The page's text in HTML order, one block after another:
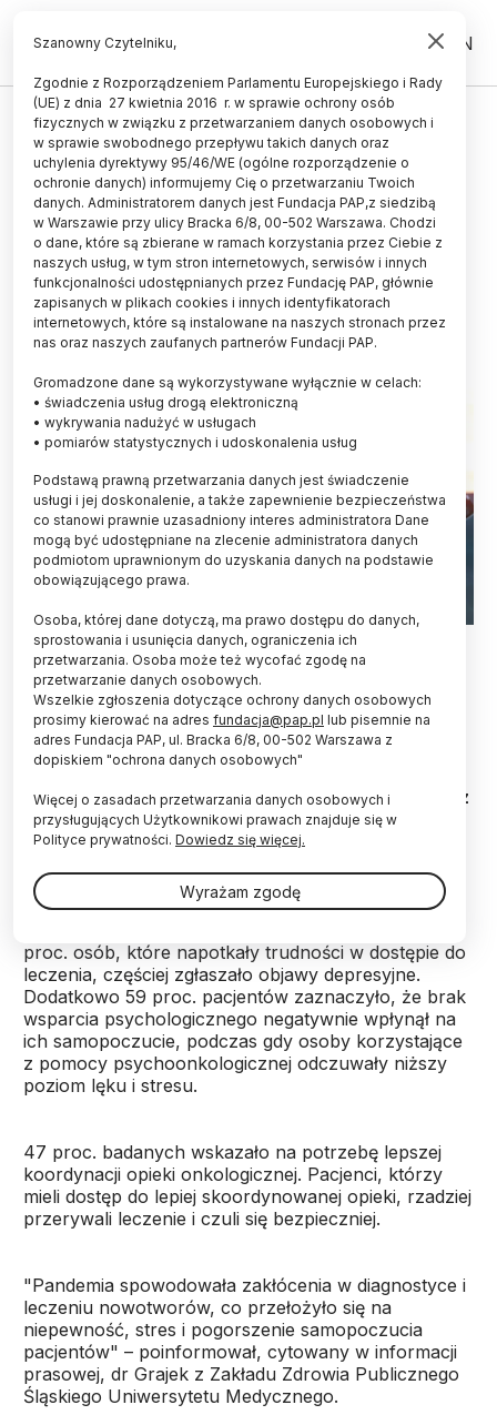
PL EN
ZDROWIE
Naukowiec: stan zdrowia
psychicznego pacjentów
onkologicznych pogorszył się po
pandemii COVID-19
18.02.2025
aktualizacja: 18.02.2025
2 minuty czytania
Fot. Adobe Stock
Aż 68 proc. pacjentów onkologicznych w Polsce
doświadczyło znaczącego pogorszenia jakości
życia w trakcie pandemii COVID-19, a 52 proc.
zgłosiło nasilone objawy depresji i lęku – wynika z
najnowszych badań zespołu naukowców pod
kierownictwem dr. hab. n. med. Mateusza Grajka z
Śląskiego Uniwersytetu Medycznego.
Badanie wykazało silną zależność między
ograniczonym dostępem do specjalistycznej opieki a
proc. osób, które napotkały trudności w dostępie do
leczenia, częściej zgłaszało objawy depresyjne.
Dodatkowo 59 proc. pacjentów zaznaczyło, że brak
wsparcia psychologicznego negatywnie wpłynął na
ich samopoczucie, podczas gdy osoby korzystające
z pomocy psychoonkologicznej odczuwały niższy
poziom lęku i stresu.
47 proc. badanych wskazało na potrzebę lepszej
koordynacji opieki onkologicznej. Pacjenci, którzy
mieli dostęp do lepiej skoordynowanej opieki, rzadziej
przerywali leczenie i czuli się bezpieczniej.
"Pandemia spowodowała zakłócenia w diagnostyce i
leczeniu nowotworów, co przełożyło się na
niepewność, stres i pogorszenie samopoczucia
pacjentów" – poinformował, cytowany w informacji
prasowej, dr Grajek z Zakładu Zdrowia Publicznego
Śląskiego Uniwersytetu Medycznego.
Szanowny Czytelniku,
Zgodnie z Rozporządzeniem Parlamentu Europejskiego i Rady
(UE) z dnia 27 kwietnia 2016 r. w sprawie ochrony osób
fizycznych w związku z przetwarzaniem danych osobowych i
w sprawie swobodnego przepływu takich danych oraz
uchylenia dyrektywy 95/46/WE (ogólne rozporządzenie o
ochronie danych) informujemy Cię o przetwarzaniu Twoich
danych. Administratorem danych jest Fundacja PAP,z siedzibą
w Warszawie przy ulicy Bracka 6/8, 00-502 Warszawa. Chodzi
o dane, które są zbierane w ramach korzystania przez Ciebie z
naszych usług, w tym stron internetowych, serwisów i innych
funkcjonalności udostępnianych przez Fundację PAP, głównie
zapisanych w plikach cookies i innych identyfikatorach
internetowych, które są instalowane na naszych stronach przez
nas oraz naszych zaufanych partnerów Fundacji PAP.
Gromadzone dane są wykorzystywane wyłącznie w celach:
• świadczenia usług drogą elektroniczną
• wykrywania nadużyć w usługach
• pomiarów statystycznych i udoskonalenia usług
Podstawą prawną przetwarzania danych jest świadczenie
usługi i jej doskonalenie, a także zapewnienie bezpieczeństwa
co stanowi prawnie uzasadniony interes administratora Dane
mogą być udostępniane na zlecenie administratora danych
podmiotom uprawnionym do uzyskania danych na podstawie
obowiązującego prawa.
Osoba, której dane dotyczą, ma prawo dostępu do danych,
sprostowania i usunięcia danych, ograniczenia ich
przetwarzania. Osoba może też wycofać zgodę na
przetwarzanie danych osobowych.
Wszelkie zgłoszenia dotyczące ochrony danych osobowych
prosimy kierować na adres fundacja@pap.pl lub pisemnie na
adres Fundacja PAP, ul. Bracka 6/8, 00-502 Warszawa z
dopiskiem "ochrona danych osobowych"
Więcej o zasadach przetwarzania danych osobowych i
przysługujących Użytkownikowi prawach znajduje się w
Polityce prywatności. Dowiedz się więcej.
Wyrażam zgodę